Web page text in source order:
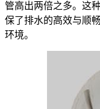
管高出两倍之多。这
保了排水的高效与顺
环境。